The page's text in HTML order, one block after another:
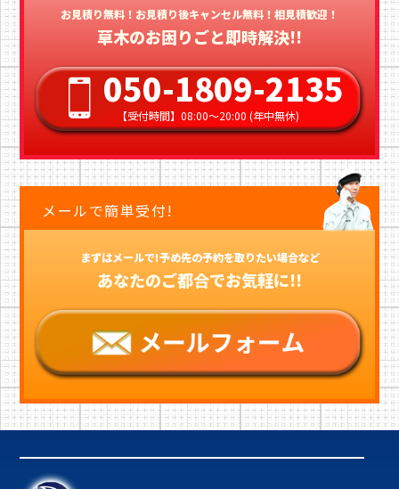
お見積り無料！お見積り後キャンセル無料！相見積歓迎！
草木のお困りごと即時解決!!
050-1809-2135
【受付時間】08:00〜20:00 (年中無休)
メールで簡単受付!
まずはメールで!予め先の予約を取りたい場合など
あなたのご都合でお気軽に!!